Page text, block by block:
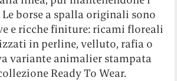
borse a spalla originali sono
e ricche finiture: ricami floreali
in perline, velluto, rafia o
variante animalier stampata
Ready To Wear.